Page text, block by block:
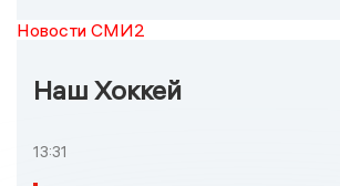
Новости СМИ2
Наш Хоккей
13:31